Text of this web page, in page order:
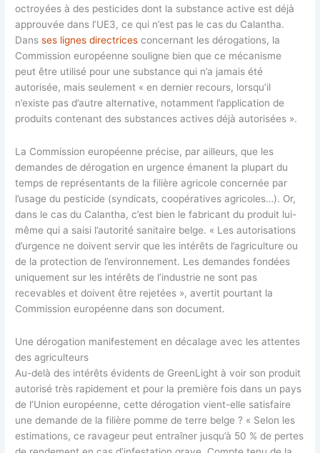
octroyées à des pesticides dont la substance active est déjà
approuvée dans l’UE3, ce qui n’est pas le cas du Calantha.
Dansses lignes directrices concernant les dérogations, la
Commission européenne souligne bien que ce mécanisme
peut être utilisé pour une substance qui n’a jamais été
autorisée, mais seulement « en dernier recours, lorsqu’il
n’existe pas d’autre alternative, notamment l’application de
produits contenant des substances actives déjà autorisées ».
La Commission européenne précise, par ailleurs, que les
demandes de dérogation en urgence émanent la plupart du
temps de représentants de la filière agricole concernée par
l’usage du pesticide (syndicats, coopératives agricoles…). Or,
dans le cas du Calantha, c’est bien le fabricant du produit lui-
même qui a saisi l’autorité sanitaire belge. « Les autorisations
d’urgence ne doivent servir que les intérêts de l’agriculture ou
de la protection de l’environnement. Les demandes fondées
uniquement sur les intérêts de l’industrie ne sont pas
recevables et doivent être rejetées », avertit pourtant la
Commission européenne dans son document.
Une dérogation manifestement en décalage avec les attentes
des agriculteurs
Au-delà des intérêts évidents de GreenLight à voir son produit
autorisé très rapidement et pour la première fois dans un pays
de l’Union européenne, cette dérogation vient-elle satisfaire
une demande de la filière pomme de terre belge ? « Selon les
estimations, ce ravageur peut entraîner jusqu’à 50 % de pertes